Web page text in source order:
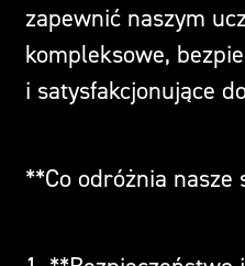
zapewnić naszym
kompleksowe,
i satysfakcjonujące
**Co odróżnia nasze